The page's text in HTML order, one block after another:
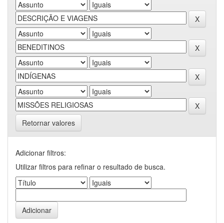
Retornar valores
Adicionar filtros:
Utilizar filtros para refinar o resultado de busca.